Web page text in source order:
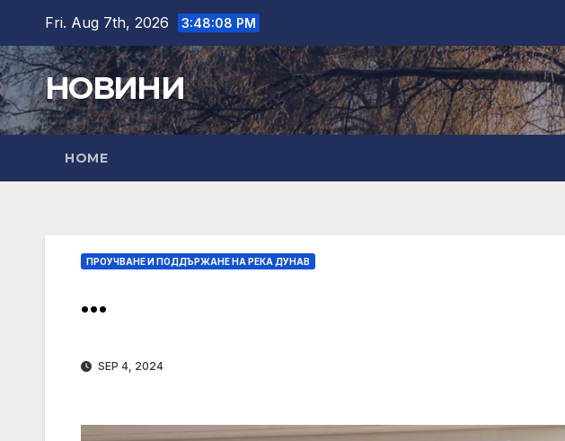
content
Fri. Aug 7th, 2026 3:48:09 PM
НОВИНИ
HOME
ПРОУЧВАНЕ И ПОДДЪРЖАНЕ НА РЕКА ДУНАВ
…
SEP 4, 2024